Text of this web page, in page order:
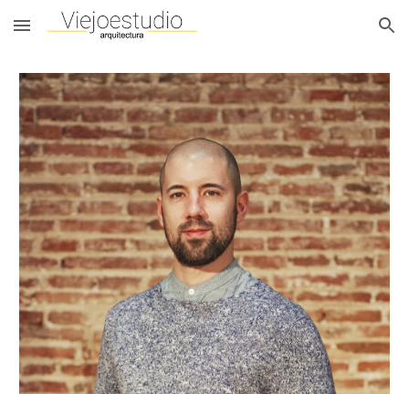
Skip to main content Skip to navigation